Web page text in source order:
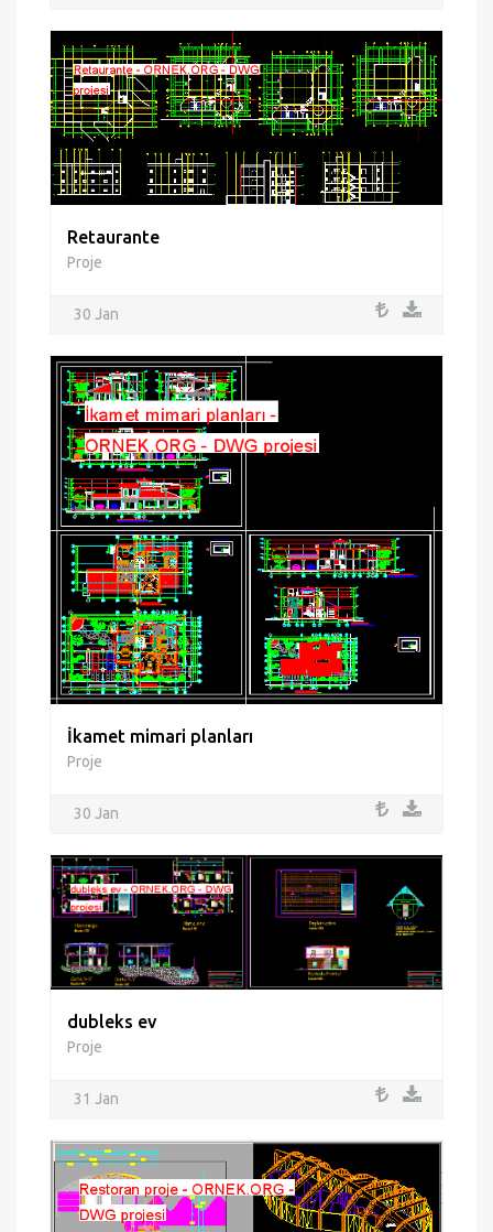
Retaurante
Proje
30 Jan
İkamet mimari planları
Proje
30 Jan
dubleks ev
Proje
31 Jan